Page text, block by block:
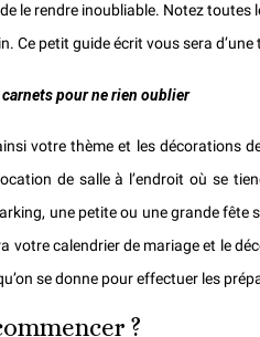
le rendre inoubliable. Notez toutes
Ce petit guide écrit vous sera
pour ne rien oublier
votre thème et les décorations
de salle à l’endroit où se
une petite ou une grande fête
votre calendrier de mariage et le
se donne pour effectuer les
?